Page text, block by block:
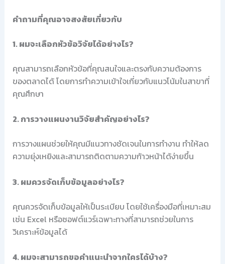
คำถามที่คุณอาจสงสัยเกี่ยวกับ
1. ผมจะเลือกหัวข้อวิจัยได้อย่างไร?
คุณสามารถเลือกหัวข้อที่คุณสนใจและตรงกับความต้องการ
ของตลาดได้ โดยการทำความเข้าใจเกี่ยวกับแนวโน้มในสาขาที่
คุณศึกษา
2. การวางแผนงานวิจัยสำคัญอย่างไร?
การวางแผนช่วยให้คุณมีแนวทางชัดเจนในการทำงาน ทำให้ลด
ความยุ่งเหยิงและสามารถติดตามความก้าวหน้าได้ง่ายขึ้น
3. ผมควรจัดเก็บข้อมูลอย่างไร?
คุณควรจัดเก็บข้อมูลให้เป็นระเบียบ โดยใช้เครื่องมือที่เหมาะสม
เช่น Excel หรือซอฟต์แวร์เฉพาะทางที่สามารถช่วยในการ
วิเคราะห์ข้อมูลได้
4. ผมจะสามารถขอคำแนะนำจากใครได้บ้าง?